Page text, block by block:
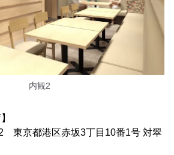
内観2
東京都港区赤坂3丁目10番1号 対翠